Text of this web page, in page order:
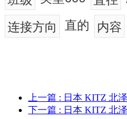
连接方向 直的 内容
上一篇 : 日本 KITZ 北泽
下一篇 : 日本 KITZ 北泽